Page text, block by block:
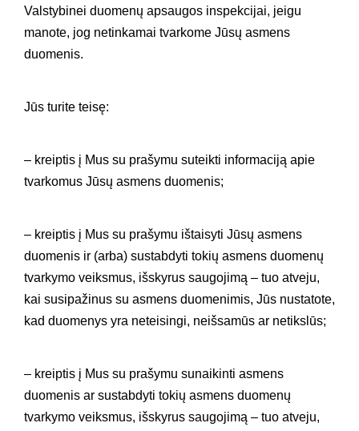
Valstybinei duomenų apsaugos inspekcijai, jeigu
manote, jog netinkamai tvarkome Jūsų asmens
duomenis.
Jūs turite teisę:
– kreiptis į Mus su prašymu suteikti informaciją apie
tvarkomus Jūsų asmens duomenis;
– kreiptis į Mus su prašymu ištaisyti Jūsų asmens
duomenis ir (arba) sustabdyti tokių asmens duomenų
tvarkymo veiksmus, išskyrus saugojimą – tuo atveju,
kai susipažinus su asmens duomenimis, Jūs nustatote,
kad duomenys yra neteisingi, neišsamūs ar netikslūs;
– kreiptis į Mus su prašymu sunaikinti asmens
duomenis ar sustabdyti tokių asmens duomenų
tvarkymo veiksmus, išskyrus saugojimą – tuo atveju,